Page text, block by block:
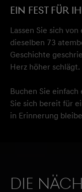
EIN FEST FÜR
Lassen Sie sich
dieselben 73
Geschichte
Herz höher schlägt.
Buchen Sie einfach
Sie sich bereit für
in Erinnerung
DIE